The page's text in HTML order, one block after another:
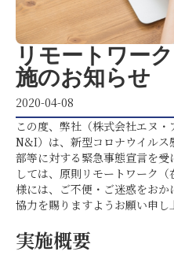
リモートワー
施のお知らせ
2020-04-08
この度、弊社（株式会社エヌ
N&I）は、新型コロナウイルス
部等に対する緊急事態宣言を
しては、原則リモートワーク
様には、ご不便・ご迷惑をお
協力を賜りますようお願い申し
実施概要